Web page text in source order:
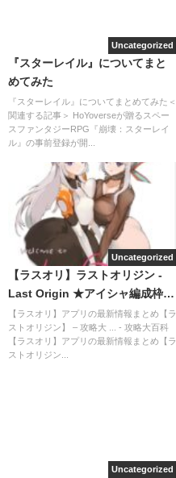
Uncategorized
『スターレイル』についてまと
めてみた
『スターレイル』についてまとめてみた＜
関連する記事＞ HoYoverseが贈るスペー
スファンタジーRPG『崩壊：スターレイ
ル』の事前登録が開...
Uncategorized
【ラスオリ】ラストオリジン -
Last Origin ★アイシャ編成枠増
やしましょう
【ラスオリ】アプリの最新情報まとめ【ラ
ストオリジン】 – 攻略大 ... - 攻略大百科
【ラスオリ】アプリの最新情報まとめ【ラ
ストオリジン...
Uncategorized